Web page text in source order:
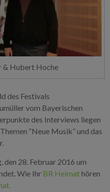
& Hubert Hoche
des Festivals
vom Bayerischen
des Interviews liegen
“Neue Musik” und das
den 28. Februar 2016 um
Wie Ihr BR Heimathören